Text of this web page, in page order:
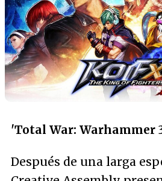
'Total War: Warhammer
Después de una larga